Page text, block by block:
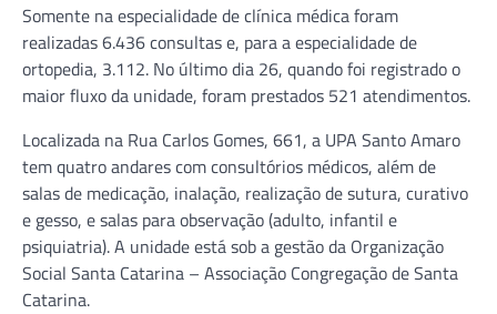
Somente na especialidade de clínica médica foram
realizadas 6.436 consultas e, para a especialidade de
ortopedia, 3.112. No último dia 26, quando foi registrado o
maior fluxo da unidade, foram prestados 521 atendimentos.
Localizada na Rua Carlos Gomes, 661, a UPA Santo Amaro
tem quatro andares com consultórios médicos, além de
salas de medicação, inalação, realização de sutura, curativo
e gesso, e salas para observação (adulto, infantil e
psiquiatria). A unidade está sob a gestão da Organização
Social Santa Catarina – Associação Congregação de Santa
Catarina.